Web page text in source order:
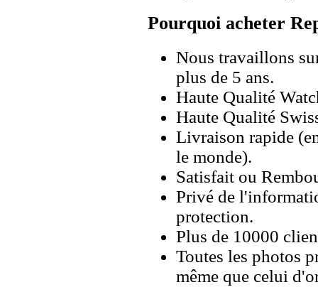
Pourquoi acheter
Nous travaillons
plus de 5 ans.
Haute Qualité
Haute Qualité
Livraison rapide
le monde).
Satisfait ou
Privé de
protection.
Plus de 10000
Toutes les photos
même que celui